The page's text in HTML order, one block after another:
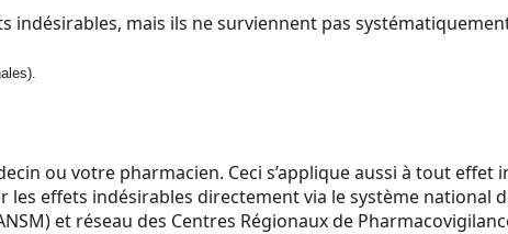
indésirables, mais ils ne surviennent pas
ou votre pharmacien. Ceci s’applique aussi à tout effet
effets indésirables directement via le système national
et réseau des Centres Régionaux de